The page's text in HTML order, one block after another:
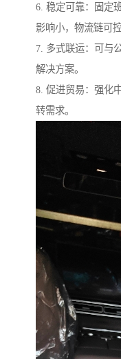
6. 稳定可靠：固定
影响小，物流链可控
7. 多式联运：可与
解决方案。
8. 促进贸易：强化
转需求。